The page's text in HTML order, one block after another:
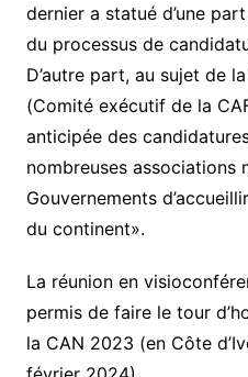
dernier a statué d’une
du processus de
D’autre part, au sujet de
(Comité exécutif de la
anticipée des
nombreuses associations
Gouvernements
du continent».
La réunion en
permis de faire le tour
la CAN 2023 (en Côte